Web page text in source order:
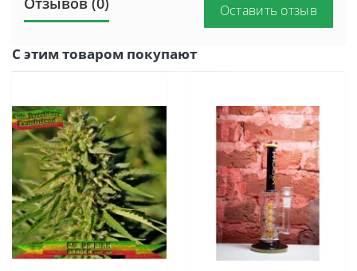
Оставить отзыв
С этим товаром покупают